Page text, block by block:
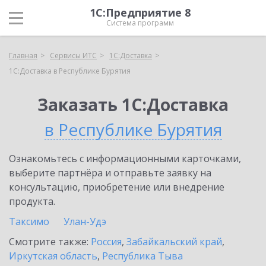
1С:Предприятие 8
Система программ
Главная Сервисы ИТС
1С:Доставка
1С:Доставка в Республике Бурятия
Заказать 1С:Доставка
в Республике Бурятия
Ознакомьтесь с информационными карточками,
выберите партнёра и отправьте заявку на
консультацию, приобретение или внедрение
продукта.
Таксимо
Улан-Удэ
Смотрите также: Россия, Забайкальский край,
Иркутская область, Республика Тыва